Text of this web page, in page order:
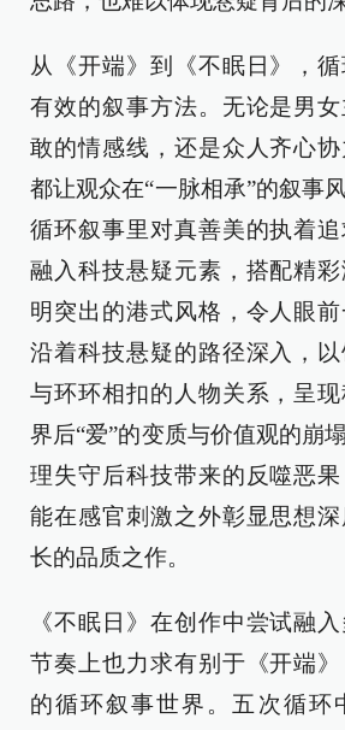
从《开端》到《不眠日》，
有效的叙事方法。无论是男
敢的情感线，还是众人齐心协
都让观众在“一脉相承”的叙事
循环叙事里对真善美的执着追
融入科技悬疑元素，搭配精
明突出的港式风格，令人眼
沿着科技悬疑的路径深入，
与环环相扣的人物关系，呈
界后“爱”的变质与价值观的崩
理失守后科技带来的反噬恶
能在感官刺激之外彰显思想
长的品质之作。
《不眠日》在创作中尝试融
节奏上也力求有别于《开端
的循环叙事世界。五次循环